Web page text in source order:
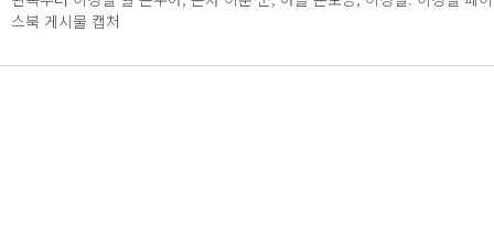
스북 게시물 캡처